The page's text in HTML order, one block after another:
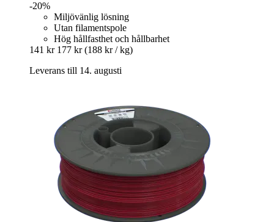
-20%
Miljövänlig lösning
Utan filamentspole
Hög hållfasthet och hållbarhet
141 kr 177 kr (188 kr / kg)
Leverans till 14. augusti